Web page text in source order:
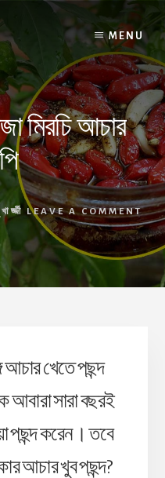
MENU
মিরচি আচার
LEAVE A COMMENT
আচার খেতে পছন্দ
সারা বছরই
পছন্দ করেন। তবে
আচার খুব পছন্দ?